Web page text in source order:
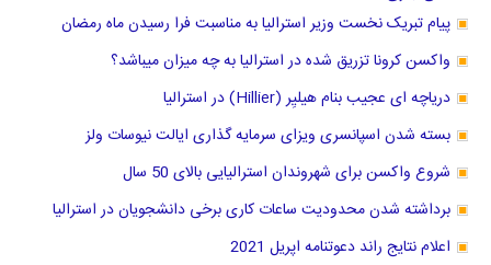
پیام تبریک نخست وزیر استرالیا به مناسبت فرا رسیدن ماه رمضان
واکسن کرونا تزریق شده در استرالیا به چه میزان میباشد؟
دریاچه ا‌ی عجیب بنام هیلیِر (Hillier) در استرالیا
بسته شدن اسپانسری ویزای سرمایه گذاری ایالت نیوسات ولز
شروع واکسن برای شهروندان استرالیایی بالای 50 سال
برداشته شدن محدودیت ساعات کاری برخی دانشجویان در استرالیا
اعلام نتایج راند دعوتنامه اپریل 2021